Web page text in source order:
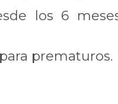
los 6
prematuros.